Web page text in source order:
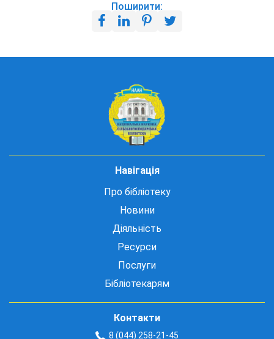
Поширити:
Навігація
Про бібліотеку
Новини
Діяльність
Ресурси
Послуги
Бібліотекарям
Контакти
8 (044) 258-21-45